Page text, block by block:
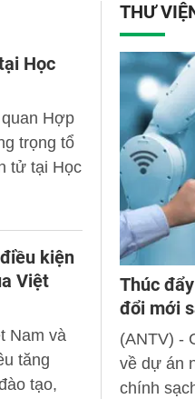
Học
Hợp
trọng tổ
tử tại Học
kiện
Việt
Nam và
tăng
tạo,
THƯ
Thúc
đổi mới
(ANTV) -
về dự án
chính